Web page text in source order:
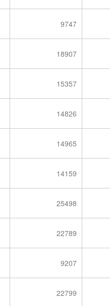
9747
18907
15357
14826
14965
14159
25498
22789
9207
22799